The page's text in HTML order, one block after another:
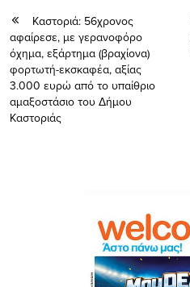
Καστοριά: 56χρονος
αφαίρεσε, με γερανοφόρο
όχημα, εξάρτημα (βραχίονα)
φορτωτή-εκσκαφέα, αξίας
3.000 ευρώ από το υπαίθριο
αμαξοστάσιο του Δήμου
Καστοριάς